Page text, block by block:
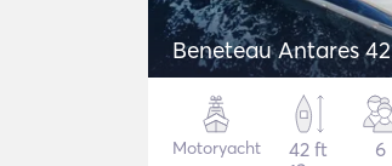
Beneteau Antares 42
Motoryacht
42 ft
6